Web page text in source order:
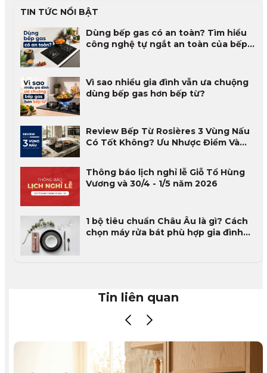
TIN TỨC NỔI BẬT
Dùng bếp gas có an toàn? Tìm hiểu
công nghệ tự ngắt an toàn của bếp
Vì sao nhiều gia đình vẫn ưa chuộng
dùng bếp gas hơn bếp từ?
Review Bếp Từ Rosières 3 Vùng Nấu
Có Tốt Không? Ưu Nhược Điểm Và
Thông báo lịch nghỉ lễ Giỗ Tổ Hùng
Vương và 30/4 - 1/5 năm 2026
1 bộ tiêu chuẩn Châu Âu là gì? Cách
chọn máy rửa bát phù hợp gia đình
Tin liên quan